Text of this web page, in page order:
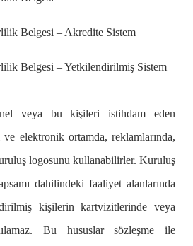
Belgesi – Akredite Sistem
Belgesi – Yetkilendirilmiş Sistem
veya bu kişileri istihdam eden
ve elektronik ortamda, reklamlarında,
logosunu kullanabilirler. Kuruluş
dahilindeki faaliyet alanlarında
kişilerin kartvizitlerinde veya
Bu hususlar sözleşme ile